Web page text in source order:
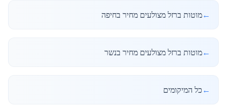
←מוטות ברזל מצולעים מחיר בחיפה
←מוטות ברזל מצולעים מחיר בנשר
← כל המיקומים